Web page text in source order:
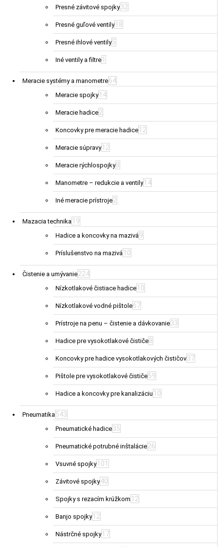
Presné závitové spojky32
Presné guľové ventily 18
Presné ihlové ventily5
Iné ventily a filtre 1
Meracie systémy a manometre64
Meracie spojky 14
Meracie hadice2
Koncovky pre meracie hadice 12
Meracie súpravy 12
Meracie rýchlospojky8
Manometre – redukcie a ventily 14
Iné meracie prístroje2
Mazacia technika 19
Hadice a koncovky na mazivá9
Príslušenstvo na mazivá 10
Čistenie a umývanie224
Nízkotlakové čistiace hadice 10
Nízkotlakové vodné pištole67
Prístroje na penu – čistenie a dávkovanie33
Hadice pre vysokotlakové čističe8
Koncovky pre hadice vysokotlakových čističov37
Pištole pre vysokotlakové čističe59
Hadice a koncovky pre kanalizáciu 10
Pneumatika543
Pneumatické hadice35
Pneumatické potrubné inštalácie26
Vsuvné spojky 101
Závitové spojky40
Spojky s rezacím krúžkom 12
Banjo spojky 12
Nástrčné spojky 17